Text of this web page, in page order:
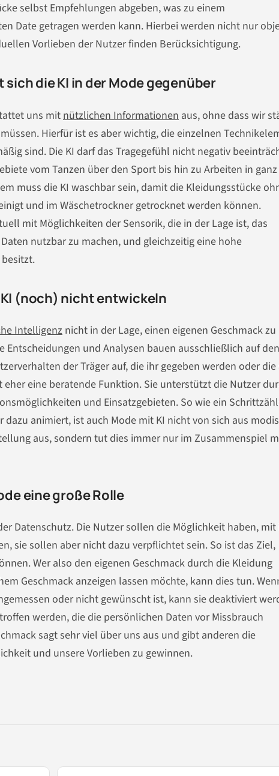
selbst Empfehlungen abgeben, was zu einem
Date getragen werden kann. Hierbei werden nicht nur
Vorlieben der Nutzer finden Berücksichtigung.
die KI in der Mode gegenüber
uns mitnützlichen Informationen aus, ohne dass wir
Hierfür ist es aber wichtig, die einzelnen
sind. Die KI darf das Tragegefühl nicht negativ
vom Tanzen über den Sport bis hin zu Arbeiten in ganz
muss die KI waschbar sein, damit die Kleidungsstücke
und im Wäschetrockner getrocknet werden können.
mit Möglichkeiten der Sensorik, die in der Lage ist, das
nutzbar zu machen, und gleichzeitig eine hohe
(noch) nicht entwickeln
Intelligenz nicht in der Lage, einen eigenen Geschmack zu
und Analysen bauen ausschließlich auf den
der Träger auf, die ihr gegeben werden oder die
eine beratende Funktion. Sie unterstützt die Nutzer
und Einsatzgebieten. So wie ein
animiert, ist auch Mode mit KI nicht von sich aus
aus, sondern tut dies immer nur im Zusammenspiel
eine große Rolle
Datenschutz. Die Nutzer sollen die Möglichkeit haben,
sie sollen aber nicht dazu verpflichtet sein. So ist das Ziel,
Wer also den eigenen Geschmack durch die Kleidung
Geschmack anzeigen lassen möchte, kann dies tun.
oder nicht gewünscht ist, kann sie deaktiviert
werden, die die persönlichen Daten vor Missbrauch
sagt sehr viel über uns aus und gibt anderen die
und unsere Vorlieben zu gewinnen.